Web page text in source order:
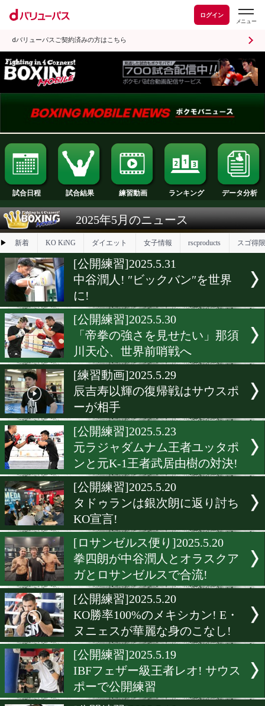
ログイン
dバリューパスご契約済みの方はこちら
試合日程 試合結果 練習動画 ランキング
2025年5月のニュース
▶ 新着 KO KiNG
[公開練習]2025.5.31
中谷潤人! ″ビックバン″を
に!
[公開練習]2025.5.30
「帝拳の強さを見せたい」
川天心、世界前哨戦へ
[練習動画]2025.5.29
辰吉寿以輝の復帰戦はサウ
ーが相手
[公開練習]2025.5.23
元ラジャダムナム王者ユッ
ンと元K-1王者武居由樹の
[公開練習]2025.5.20
タドゥランは銀次朗に返り
KO宣言!
[ロサンゼルス便り
拳四朗が中谷潤人とオラス
ガとロサンゼルスで合流!